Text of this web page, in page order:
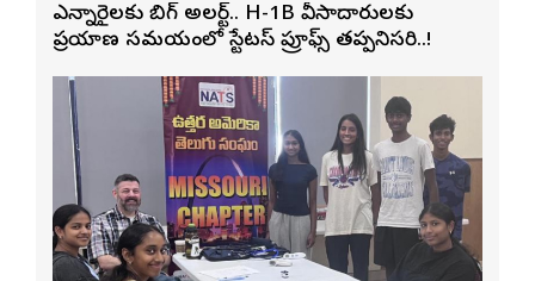
ఎన్నారైలకు బిగ్ అలర్ట్.. H-1B వీసాదారులకు
ప్రయాణ సమయంలో స్టేటస్ ప్రూఫ్స్ తప్పనిసరి..!